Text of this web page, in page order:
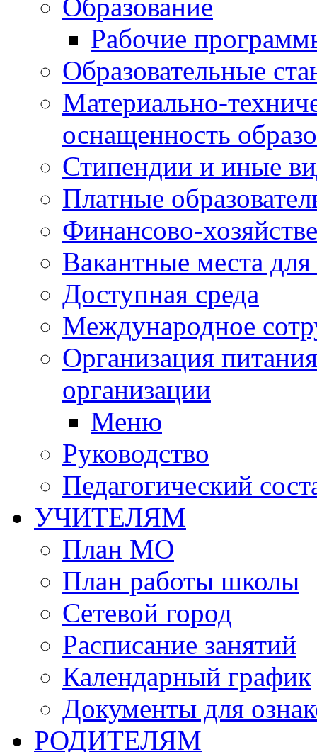
Образование
Рабочие
Образовательные
Материально-
оснащенность
Стипендии и иные
Платные
Финансово-
Вакантные места
Доступная среда
Международное
Организация
организации
Меню
Руководство
Педагогический
УЧИТЕЛЯМ
План МО
План работы школы
Сетевой город
Расписание занятий
Календарный график
Документы для
РОДИТЕЛЯМ